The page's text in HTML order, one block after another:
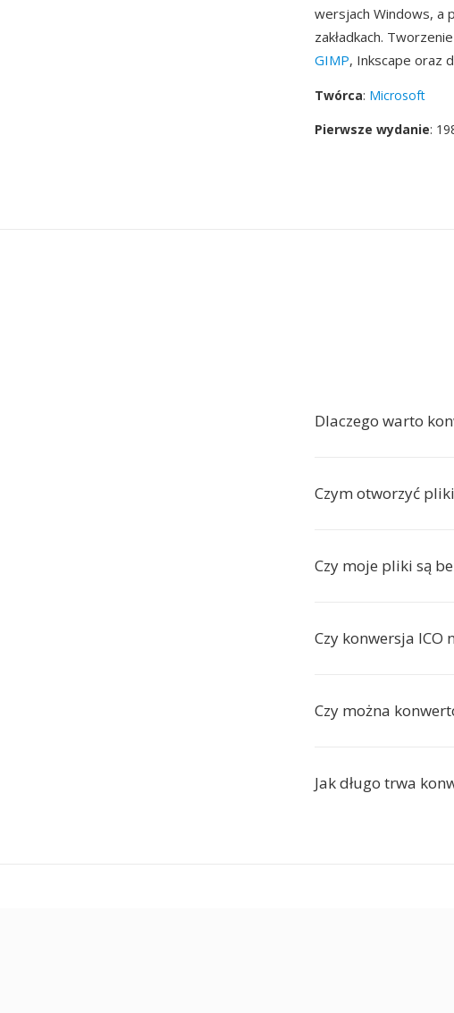
wersjach Windows, a
zakładkach.
GIMP, Inkscape oraz
Twórca: Microsoft
Pierwsze wydanie:
Dlaczego warto
Czym otworzyć pliki
Czy moje pliki są
Czy konwersja ICO
Czy można
Jak długo trwa